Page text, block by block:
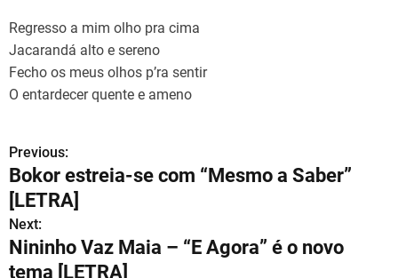
Regresso a mim olho pra cima
Jacarandá alto e sereno
Fecho os meus olhos p’ra sentir
O entardecer quente e ameno
N
a
v
e
Previous:
Bokor estreia-se com “Mesmo a Saber”
[LETRA]
Next:
Nininho Vaz Maia – “E Agora” é o novo
tema [LETRA]